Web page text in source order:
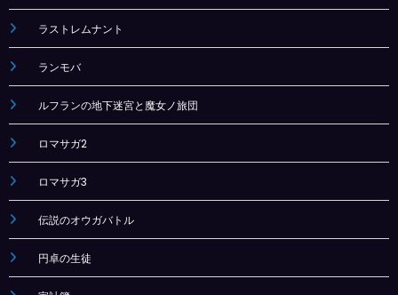
ラストレムナント
ランモバ
ルフランの地下迷宮と魔女ノ旅団
ロマサガ2
ロマサガ3
伝説のオウガバトル
円卓の生徒